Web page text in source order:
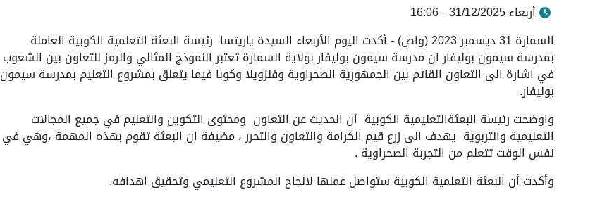
أربعاء 31/12/2025 - 16:06
السمارة 31 ديسمبر 2023 (واص) - أكدت اليوم الأربعاء السيدة ياريتسا رئيسة البعثة التعلمية الكوبية العاملة
بمدرسة سيمون بوليفار ان مدرسة سيمون بوليفار بولاية السمارة تعتبر النموذج المثالي والرمز للتعاون بين الشعوب
في اشارة الى التعاون القائم بين الجمهورية الصحراوية وفنزويلا وكوبا فيما يتعلق بمشروع التعليم بمدرسة سيمون
بوليفار.
واوضحت رئيسة البعثةالتعليمية الكوبية أن الحديث عن التعاون ومحتوى التكوين والتعليم في جميع المجالات
التعليمية والتربوية يهدف الى زرع قيم الكرامة والتعاون والتحرر ، مضيفة ان البعثة تقوم بهذه المهمة ،وهي في
نفس الوقت تتعلم من التجربة الصحراوية .
وأكدت أن البعثة التعلمية الكوبية ستواصل عملها لانجاح المشروع التعليمي وتحقيق اهدافه.